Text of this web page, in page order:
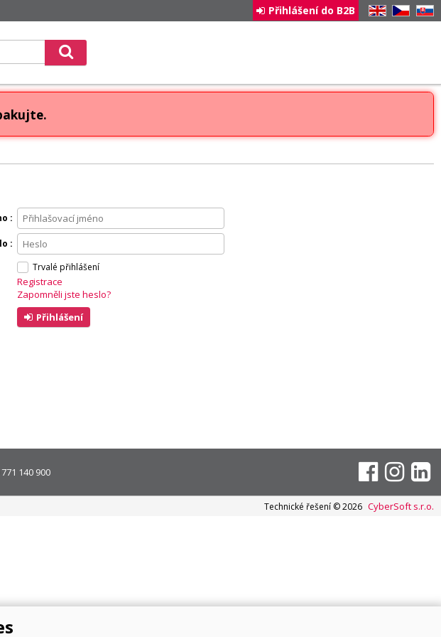
EN CZ SK
Přihlášení do B2B
Trvalé přihlášení
Registrace
Zapomněli jste heslo?
Přihlášení
140 900
Technické řešení © 2026 CyberSoft s.r.o.